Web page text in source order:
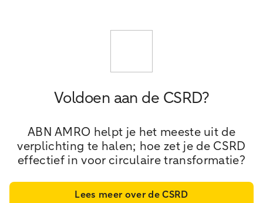
Voldoen aan de CSRD?
ABN AMRO helpt je het meeste uit de
verplichting te halen; hoe zet je de CSRD
effectief in voor circulaire transformatie?
Lees meer over de CSRD